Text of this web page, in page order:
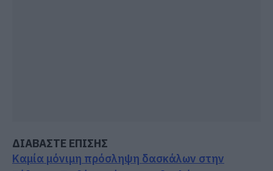
ΔΙΑΒΑΣΤΕ ΕΠΙΣΗΣ
Καμία μόνιμη πρόσληψη δασκάλων στην